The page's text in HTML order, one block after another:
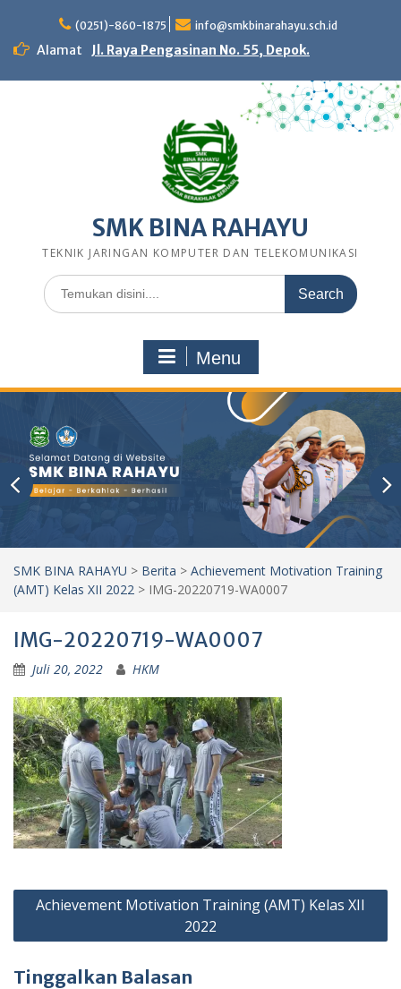
content
(0251)-860-1875 info@smkbinarahayu.sch.id
Alamat Jl. Raya Pengasinan No. 55, Depok.
SMK BINA RAHAYU
TEKNIK JARINGAN KOMPUTER DAN TELEKOMUNIKASI
Search
for:
Menu
SMK BINA RAHAYU > Berita > Achievement Motivation Training
(AMT) Kelas XII 2022 > IMG-20220719-WA0007
IMG-20220719-WA0007
Juli 20, 2022 HKM
Navigasi
Achievement Motivation Training (AMT) Kelas XII
2022
Tinggalkan Balasan